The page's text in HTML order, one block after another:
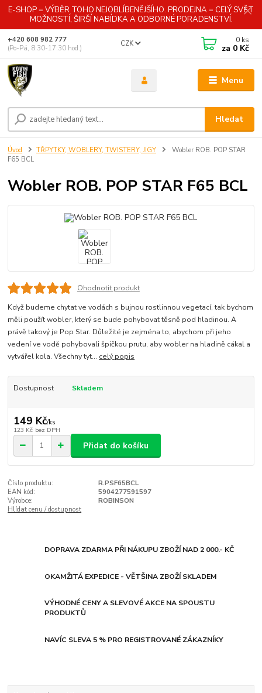
E-SHOP = VÝBĚR TOHO NEJOBLÍBENĚJŠÍHO. PRODEJNA = CELÝ SVĚT
MOŽNOSTÍ, ŠIRŠÍ NABÍDKA A ODBORNÉ PORADENSTVÍ.
Menu
CZK
Hledat
+420 608 982 777
(Po-Pá, 8:30-17:30 hod.)
0 ks
za 0 Kč
Úvod TŘPYTKY, WOBLERY, TWISTERY, JIGY
Wobler ROB. POP STAR
F65 BCL
Wobler ROB. POP STAR F65 BCL
Ohodnotit produkt
Když budeme chytat ve vodách s bujnou rostlinnou vegetací, tak bychom
měli použít wobler, který se bude pohybovat těsně pod hladinou. A
právě takový je Pop Star. Důležité je zejména to, abychom při jeho
vedení ve vodě pohybovali špičkou prutu, aby wobler na hladině cákal a
vytvářel kola. Všechny tyt... celý popis
Dostupnost Skladem
149 Kč/ks
123 Kč bez DPH
Přidat do košíku
Číslo produktu:
R.PSF65BCL
EAN kód:
5904277591597
Výrobce:
ROBINSON
Hlídat cenu / dostupnost
DOPRAVA ZDARMA PŘI NÁKUPU ZBOŽÍ NAD 2 000.- KČ
OKAMŽITÁ EXPEDICE - VĚTŠINA ZBOŽÍ SKLADEM
VÝHODNÉ CENY A SLEVOVÉ AKCE NA SPOUSTU
PRODUKTŮ
NAVÍC SLEVA 5 % PRO REGISTROVANÉ ZÁKAZNÍKY